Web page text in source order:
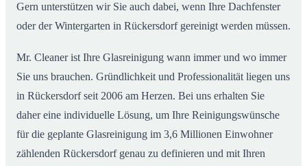
Gern unterstützen wir Sie auch dabei, wenn Ihre Dachfenster
oder der Wintergarten in Rückersdorf gereinigt werden müssen.
Mr. Cleaner ist Ihre Glasreinigung wann immer und wo immer
Sie uns brauchen. Gründlichkeit und Professionalität liegen uns
in Rückersdorf seit 2006 am Herzen. Bei uns erhalten Sie
daher eine individuelle Lösung, um Ihre Reinigungswünsche
für die geplante Glasreinigung im 3,6 Millionen Einwohner
zählenden Rückersdorf genau zu definieren und mit Ihren